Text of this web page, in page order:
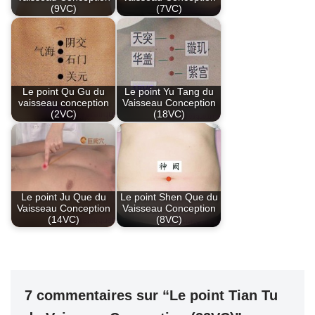
(9VC)
(7VC)
Le point Qu Gu du
vaisseau conception
(2VC)
Le point Yu Tang du
Vaisseau Conception
(18VC)
Le point Ju Que du
Vaisseau Conception
(14VC)
Le point Shen Que du
Vaisseau Conception
(8VC)
7 commentaires sur “Le point Tian Tu